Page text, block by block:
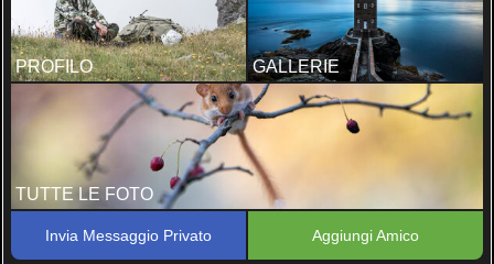
PROFILO GALLERIE
TUTTE LE FOTO
Invia Messaggio Privato Aggiungi Amico